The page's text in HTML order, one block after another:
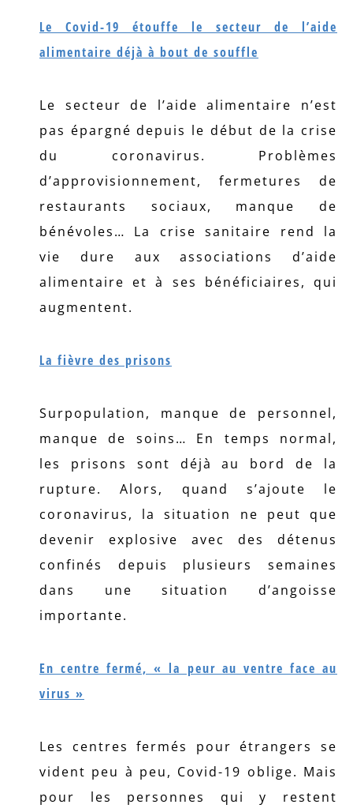
Le Covid-19 étouffe le secteur de l’aide
alimentaire déjà à bout de souffle
Le secteur de l’aide alimentaire n’est
pas épargné depuis le début de la crise
du coronavirus. Problèmes
d’approvisionnement, fermetures de
restaurants sociaux, manque de
bénévoles… La crise sanitaire rend la
vie dure aux associations d’aide
alimentaire et à ses bénéficiaires, qui
augmentent.
La fièvre des prisons
Surpopulation, manque de personnel,
manque de soins… En temps normal,
les prisons sont déjà au bord de la
rupture. Alors, quand s’ajoute le
coronavirus, la situation ne peut que
devenir explosive avec des détenus
confinés depuis plusieurs semaines
dans une situation d’angoisse
importante.
En centre fermé, « la peur au ventre face au
virus »
Les centres fermés pour étrangers se
vident peu à peu, Covid-19 oblige. Mais
pour les personnes qui y restent